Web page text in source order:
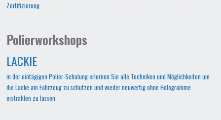
Zertifizierung.
Polierworkshops
LACKIE
in der eintägigen Polier-Schulung erlernen Sie alle Techniken und Möglichkeiten um
die Lacke am Fahrzeug zu schützen und wieder neuwertig ohne Hologramme
erstrahlen zu lassen